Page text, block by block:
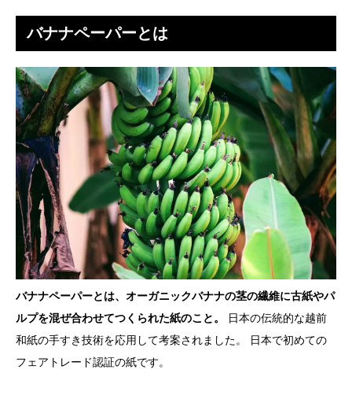
バナナペーパーとは
バナナペーパーとは、オーガニックバナナの茎の繊維に古紙やパ
ルプを混ぜ合わせてつくられた紙のこと。
日本の伝統的な越前
和紙の手すき技術を応用して考案されました。 日本で初めての
フェアトレード認証の紙です。